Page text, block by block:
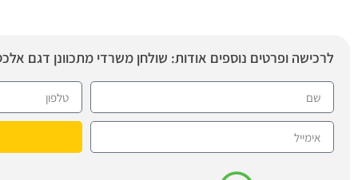
לרכישה ופרטים נוספים אודות: שולחן משרדי מתכוונן דגם